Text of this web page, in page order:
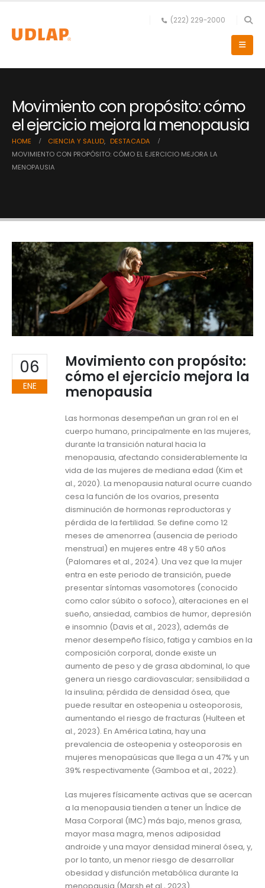
(222) 229-2000
Movimiento con propósito: cómo
el ejercicio mejora la menopausia
HOME CIENCIA Y SALUD, DESTACADA
MOVIMIENTO CON PROPÓSITO: CÓMO EL EJERCICIO MEJORA LA
MENOPAUSIA
06
ENE
Movimiento con propósito:
cómo el ejercicio mejora la
menopausia
Las hormonas desempeñan un gran rol en el
cuerpo humano, principalmente en las mujeres,
durante la transición natural hacia la
menopausia, afectando considerablemente la
vida de las mujeres de mediana edad (Kim et
al., 2020). La menopausia natural ocurre cuando
cesa la función de los ovarios, presenta
disminución de hormonas reproductoras y
pérdida de la fertilidad. Se define como 12
meses de amenorrea (ausencia de periodo
menstrual) en mujeres entre 48 y 50 años
(Palomares et al., 2024). Una vez que la mujer
entra en este periodo de transición, puede
presentar síntomas vasomotores (conocido
como calor súbito o sofoco), alteraciones en el
sueño, ansiedad, cambios de humor, depresión
e insomnio (Davis et al., 2023), además de
menor desempeño físico, fatiga y cambios en la
composición corporal, donde existe un
aumento de peso y de grasa abdominal, lo que
genera un riesgo cardiovascular; sensibilidad a
la insulina; pérdida de densidad ósea, que
puede resultar en osteopenia u osteoporosis,
aumentando el riesgo de fracturas (Hulteen et
al., 2023). En América Latina, hay una
prevalencia de osteopenia y osteoporosis en
mujeres menopaúsicas que llega a un 47% y un
39% respectivamente (Gamboa et al., 2022).
Las mujeres físicamente activas que se acercan
a la menopausia tienden a tener un Índice de
Masa Corporal (IMC) más bajo, menos grasa,
mayor masa magra, menos adiposidad
androide y una mayor densidad mineral ósea, y,
por lo tanto, un menor riesgo de desarrollar
obesidad y disfunción metabólica durante la